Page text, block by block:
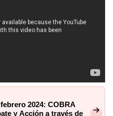
2024: COBRA
y Acción a través de